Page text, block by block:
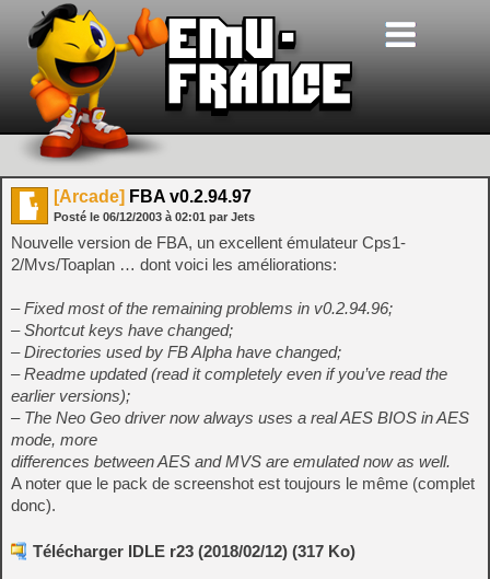
[Arcade] FBA v0.2.94.97
Posté le 06/12/2003 à 02:01 par Jets
Nouvelle version de FBA, un excellent émulateur Cps1-
2/Mvs/Toaplan … dont voici les améliorations:
– Fixed most of the remaining problems in v0.2.94.96;
– Shortcut keys have changed;
– Directories used by FB Alpha have changed;
– Readme updated (read it completely even if you’ve read the
earlier versions);
– The Neo Geo driver now always uses a real AES BIOS in AES
mode, more
differences between AES and MVS are emulated now as well.
A noter que le pack de screenshot est toujours le même (complet
donc).
Télécharger IDLE r23 (2018/02/12) (317 Ko)